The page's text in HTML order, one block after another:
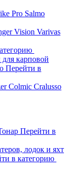
Pro Salmo
Vision Varivas
карповой
Перейти в
Colmic Cralusso
Перейти в
лодок и яхт
в категорию